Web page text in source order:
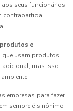
aos seus funcionários
contrapartida,
produtos e
que usam produtos
adicional, mas isso
empresas para fazer
sempre é sinônimo